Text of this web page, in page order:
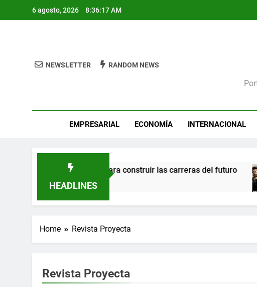
6 agosto, 2026 8:36:17 AM
NEWSLETTER RANDOM NEWS
EMPRESARIAL ECONOMÍA INTERNACIONAL
HEADLINES
en el talento mexicano para construir las carreras del futuro
Home Revista Proyecta
Revista Proyecta